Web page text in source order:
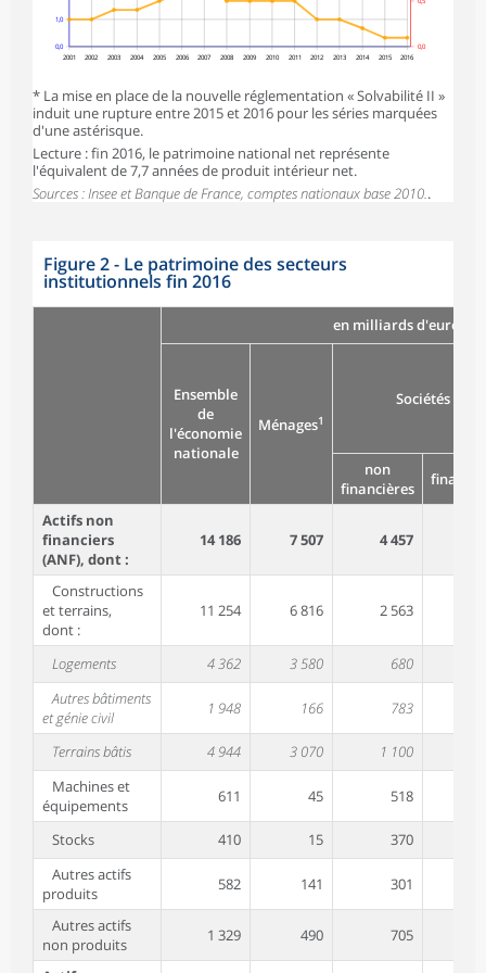
0,0
1,0
0,0
2001 2002 2003 2004 2005 2006 2007 2008 2009 2010 2011 2012 2013 2014 2015 2016
* La mise en place de la nouvelle réglementation « Solvabilité II »
induit une rupture entre 2015 et 2016 pour les séries marquées
d'une astérisque.
Lecture : fin 2016, le patrimoine national net représente
l'équivalent de 7,7 années de produit intérieur net.
Sources : Insee et Banque de France, comptes nationaux base 2010..
Figure 2 - Le patrimoine des secteurs
institutionnels fin 2016
en milliards d'euros
Ensemble
de
l'économie
nationale
Ménages1
Sociétés
non
financières
Actifs non
financiers
(ANF), dont :
14 186 7 507 4 457
Constructions
et terrains,
dont :
11 254 6 816 2 563
Logements 4 362 3 580
680
Autres bâtiments
et génie civil
1 948 166 783
Terrains bâtis 4 944 3 070 1 100
Machines et
équipements
611 45 518
Stocks 410 15
370
Autres actifs
produits
582 141 301
Autres actifs
non produits
1 329 490 705